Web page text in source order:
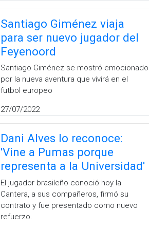
Santiago Giménez viaja
para ser nuevo jugador del
Feyenoord
Santiago Giménez se mostró emocionado
por la nueva aventura que vivirá en el
futbol europeo
27/07/2022
Dani Alves lo reconoce:
'Vine a Pumas porque
representa a la Universidad'
El jugador brasileño conoció hoy la
Cantera, a sus compañeros, firmó su
contrato y fue presentado como nuevo
refuerzo.